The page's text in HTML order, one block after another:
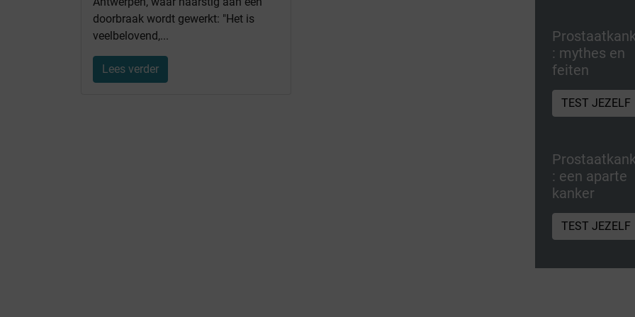
doorbraak wordt gewerkt: "Het is
veelbelovend,...
Lees verder
: mythes en
feiten
TEST JEZELF
: een aparte
kanker
TEST JEZELF